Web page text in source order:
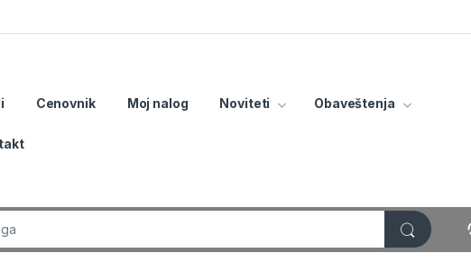
Cenovnik Moj nalog Noviteti Obaveštenja